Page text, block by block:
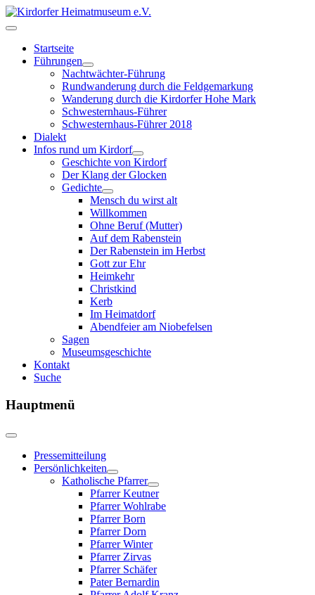
Startseite
Führungen
Nachtwächter-Führung
Rundwanderung durch die Feldgemarkung
Wanderung durch die Kirdorfer Hohe Mark
Schwesternhaus-Führer
Schwesternhaus-Führer 2018
Dialekt
Infos rund um Kirdorf
Geschichte von Kirdorf
Der Klang der Glocken
Gedichte
Mensch du wirst alt
Willkommen
Ohne Beruf (Mutter)
Auf dem Rabenstein
Der Rabenstein im Herbst
Gott zur Ehr
Heimkehr
Christkind
Kerb
Im Heimatdorf
Abendfeier am Niobefelsen
Sagen
Museumsgeschichte
Kontakt
Suche
Hauptmenü
Pressemitteilung
Persönlichkeiten
Katholische Pfarrer
Pfarrer Keutner
Pfarrer Wohlrabe
Pfarrer Born
Pfarrer Dorn
Pfarrer Winter
Pfarrer Zirvas
Pfarrer Schäfer
Pater Bernardin